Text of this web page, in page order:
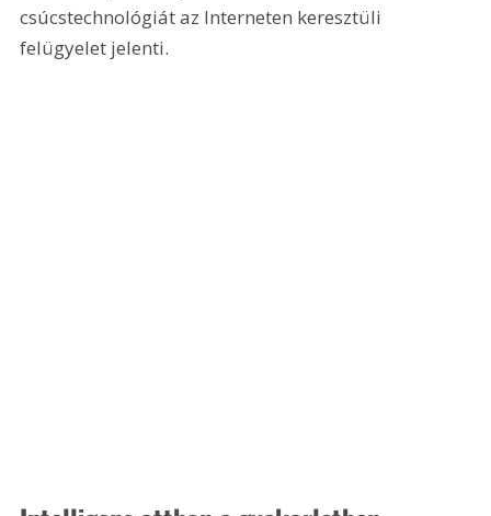
csúcstechnológiát az Interneten keresztüli
felügyelet jelenti.